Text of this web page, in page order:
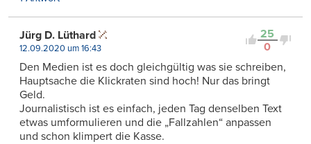
25
0
Jürg D. Lüthard
12.09.2020 um 16:43
Den Medien ist es doch gleichgültig was sie schreiben,
Hauptsache die Klickraten sind hoch! Nur das bringt
Geld.
Journalistisch ist es einfach, jeden Tag denselben Text
etwas umformulieren und die „Fallzahlen“ anpassen
und schon klimpert die Kasse.